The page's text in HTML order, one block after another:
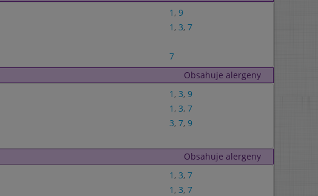
1 , 9
1 , 3, 7
7
Obsahuje alergeny
1 , 3, 9
1 , 3, 7
3, 7, 9
Obsahuje alergeny
1 , 3, 7
1 , 3, 7